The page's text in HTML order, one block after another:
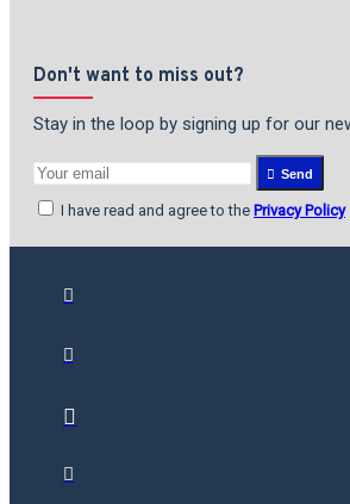
Don't want to miss out?
Stay in the loop by signing up for our
Send
I have read and agree to the Privacy Policy